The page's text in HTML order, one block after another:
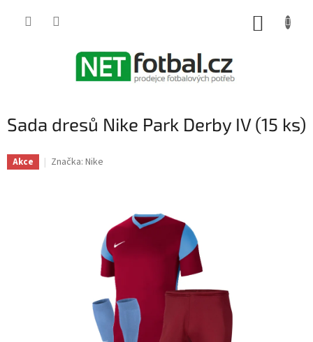
Sada dresů Nike Park Derby IV (15 ks)
Akce Značka: Nike